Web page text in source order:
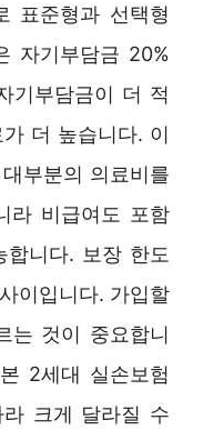
표준형과 선택형
자기부담금 20%
기부담금이 더 적
더 높습니다. 이
부분의 의료비를
라 비급여도 포함
니다. 보장 한도
이입니다. 가입할
는 것이 중요합니
2세대 실손보험
크게 달라질 수